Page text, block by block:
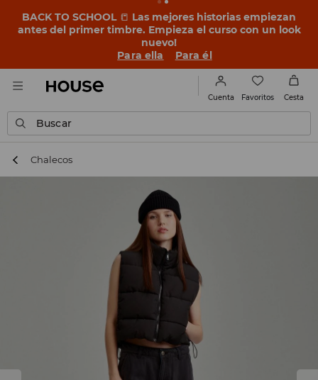
BACK TO SCHOOL 📒 Las mejores historias empiezan
antes del primer timbre. Empieza el curso con un look
nuevo!
Para ella
Para él
Cuenta Favoritos Cesta
Buscar
Chalecos